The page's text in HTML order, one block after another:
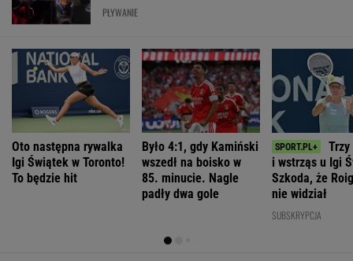
PŁYWANIE
Oto następna rywalka
Igi Świątek w Toronto!
To będzie hit
Było 4:1, gdy Kamiński
wszedł na boisko w
85. minucie. Nagle
padły dwa gole
i wstrząs u Igi
Szkoda, że
nie widział
SUBSKRYPCJA